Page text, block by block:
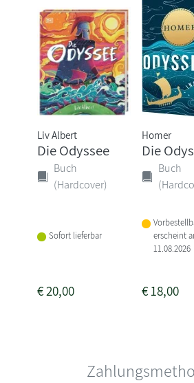
Liv Albert
Die Odyssee
Buch
(Hardcover)
Sofort lieferbar
€20,00
Homer
Die
Buch
erscheint
11.08.2026
€18,00